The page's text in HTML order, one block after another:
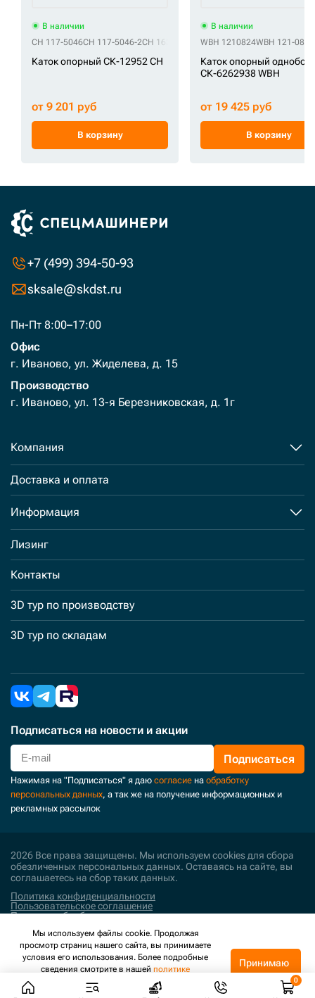
В наличии
CH 117-5046CH 117-5046-2CH 163-4147 CH 206-1264CH 2-1383CH
Каток опорный СК-12952 CH
от 9 201 руб
В корзину
В наличии
WBH 1210824WBH 121-0824
Каток опорный
СК-6262938 WBH
от 19 425 руб
В корзину
+7 (499) 394-50-93
sksale@skdst.ru
Пн-Пт 8:00–17:00
Офис
г. Иваново, ул. Жиделева, д. 15
Производство
г. Иваново, ул. 13-я Березниковская, д. 1г
Компания
Доставка и оплата
Информация
Лизинг
Контакты
3D тур по производству
3D тур по складам
Подписаться на новости и акции
Подписаться
Нажимая на "Подписаться" я даю согласие на обработку
персональных данных, а так же на получение информационных и
рекламных рассылок
2026 Все права защищены. Мы используем cookies для сбора
обезличенных персональных данных. Оставаясь на сайте, вы
соглашаетесь на сбор таких данных.
Политика конфиденциальности
Пользовательское соглашение
Политика обработки персональных данных
Поддержка и развитие
Мы используем файлы cookie. Продолжая
просмотр страниц нашего сайта, вы принимаете
условия его использования. Более подробные
сведения смотрите в нашей политике
конфиденциальности.
Принимаю